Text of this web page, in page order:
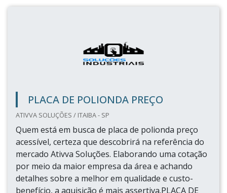
PLACA DE POLIONDA PREÇO
ATIVVA SOLUÇÕES / ITAIBA - SP
Quem está em busca de placa de polionda preço
acessível, certeza que descobrirá na referência do
mercado Ativva Soluções. Elaborando uma cotação
por meio da maior empresa da área e achando
detalhes sobre a melhor em qualidade e custo-
benefício, a aquisição é mais assertiva.PLACA DE